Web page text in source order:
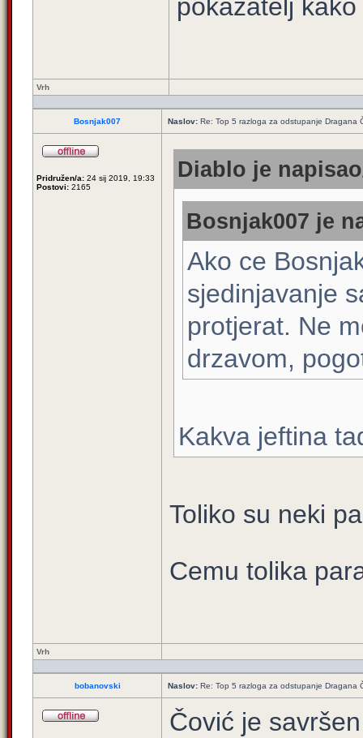
pokazatelj
Vrh
Bosnjak007 Naslov: Re: Top 5 razloga za odstupanje Dragana
Pridružen/a: 24 sij 2019, 19:33
Postovi: 2165
Diablo je
Bosnjak007 je
Ako ce
sjedinjavanje
protjerat. Ne
drzavom,
Kakva jeftina
Toliko su neki
Cemu tolika
Vrh
bobanovski Naslov: Re: Top 5 razloga za odstupanje Dragana
Čović je